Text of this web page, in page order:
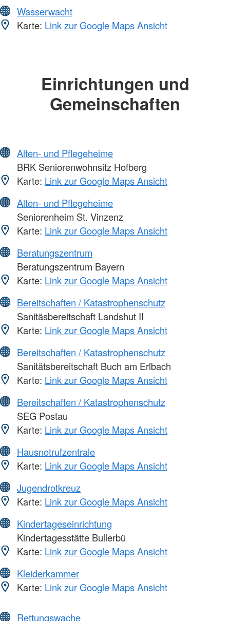
Wasserwacht
Karte: Link zur Google Maps Ansicht
Einrichtungen und
Gemeinschaften
Alten- und Pflegeheime
BRK Seniorenwohnsitz Hofberg
Karte: Link zur Google Maps Ansicht
Alten- und Pflegeheime
Seniorenheim St. Vinzenz
Karte: Link zur Google Maps Ansicht
Beratungszentrum
Beratungszentrum Bayern
Karte: Link zur Google Maps Ansicht
Bereitschaften / Katastrophenschutz
Sanitäsbereitschaft Landshut II
Karte: Link zur Google Maps Ansicht
Bereitschaften / Katastrophenschutz
Sanitätsbereitschaft Buch am Erlbach
Karte: Link zur Google Maps Ansicht
Bereitschaften / Katastrophenschutz
SEG Postau
Karte: Link zur Google Maps Ansicht
Hausnotrufzentrale
Karte: Link zur Google Maps Ansicht
Jugendrotkreuz
Karte: Link zur Google Maps Ansicht
Kindertageseinrichtung
Kindertagesstätte Bullerbü
Karte: Link zur Google Maps Ansicht
Kleiderkammer
Karte: Link zur Google Maps Ansicht
Rettungswache